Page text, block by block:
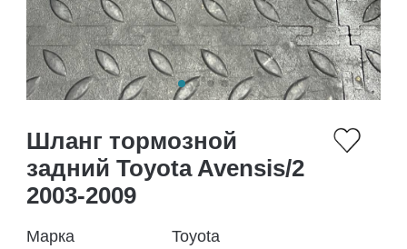
Шланг тормозной
задний Toyota Avensis/2
2003-2009
Марка
Toyota